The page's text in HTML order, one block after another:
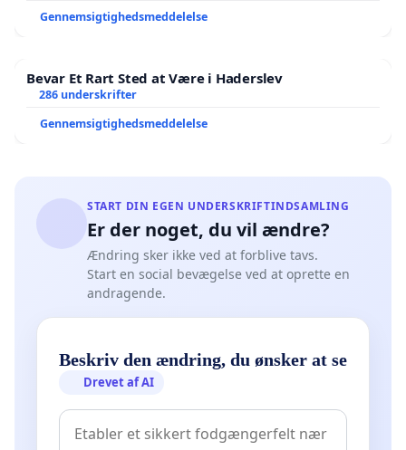
Gennemsigtighedsmeddelelse
Bevar Et Rart Sted at Være i Haderslev
286 underskrifter
Gennemsigtighedsmeddelelse
START DIN EGEN UNDERSKRIFTINDSAMLING
Er der noget, du vil ændre?
Ændring sker ikke ved at forblive tavs.
Start en social bevægelse ved at oprette en
andragende.
Beskriv den ændring, du ønsker at se
Drevet af AI